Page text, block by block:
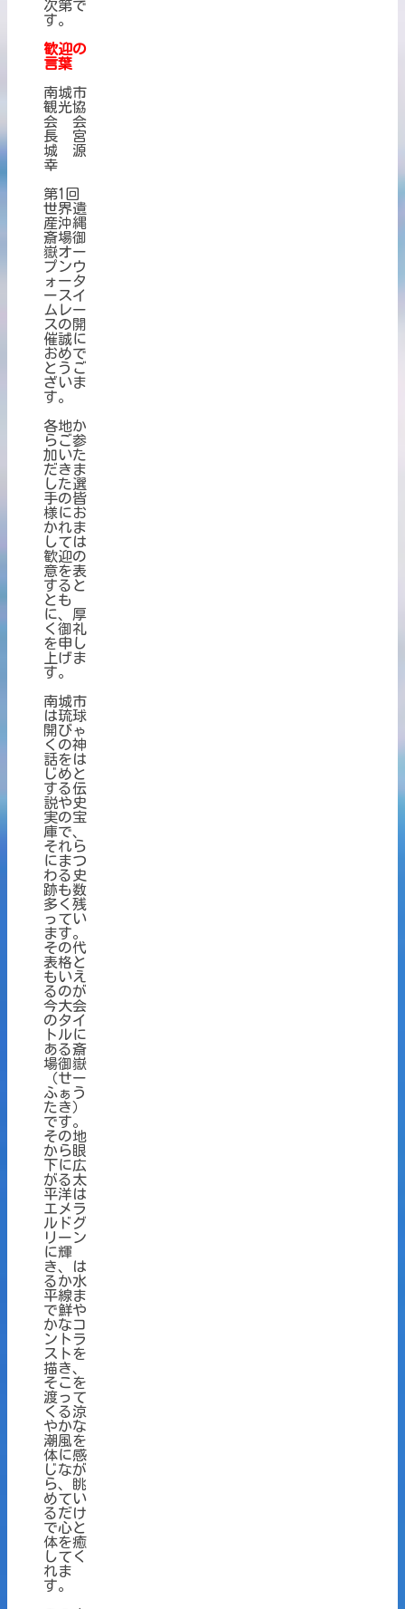
次第で
す。
歓迎の
言葉
南城市
観光協
会 会
長 宮
城 源
幸
第1回
世界遺
産沖縄
斎場御
嶽オー
プンウ
ォータ
ースイ
ムレー
スの開
催誠に
おめで
とうご
ざいま
す。
各地か
らご参
加いた
だきま
した選
手の皆
様にお
かれま
しては
歓迎の
意を表
すると
とも
に、厚
く御礼
を申し
上げま
す。
南城市
は琉球
開びゃ
くの神
話をは
じめと
する伝
説や史
実の宝
庫で、
それら
にまつ
わる史
跡も数
多く残
ってい
ます。
その代
表格と
もいえ
るのが
今大会
のタイ
トルに
ある斎
場御嶽
（せー
ふぁう
たき）
です。
その地
から眼
下に広
がる太
平洋は
エメラ
ルドグ
リーン
に輝
き、は
るか水
平線ま
で鮮や
かなコ
ントラ
ストを
描き、
そこを
渡って
くる涼
やかな
潮風を
体に感
じなが
ら、眺
めてい
るだけ
で心と
体を癒
してく
れま
す。